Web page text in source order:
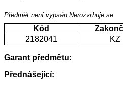
Předmět není vypsán Nerozvrhuje se
Kód
2182041
KZ
Garant předmětu:
Přednášející: